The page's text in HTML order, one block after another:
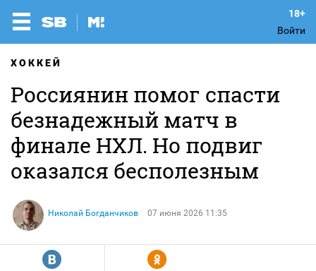
Войти
ХОККЕЙ
Россиянин помог спасти
безнадежный матч в
финале НХЛ. Но подвиг
оказался бесполезным
Николай Богданчиков 07 июня 2026 11:35
R Y